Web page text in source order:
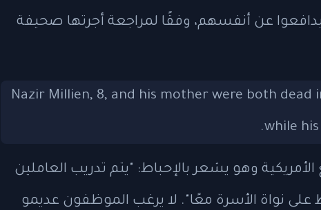
عن أنفسهم، وفقًا لمراجعة أجرتها صحيفة
وهو يشعر بالإحباط: "يتم تدريب العاملين
على نواة الأسرة معًا". لا يرغب الموظفون عديمو